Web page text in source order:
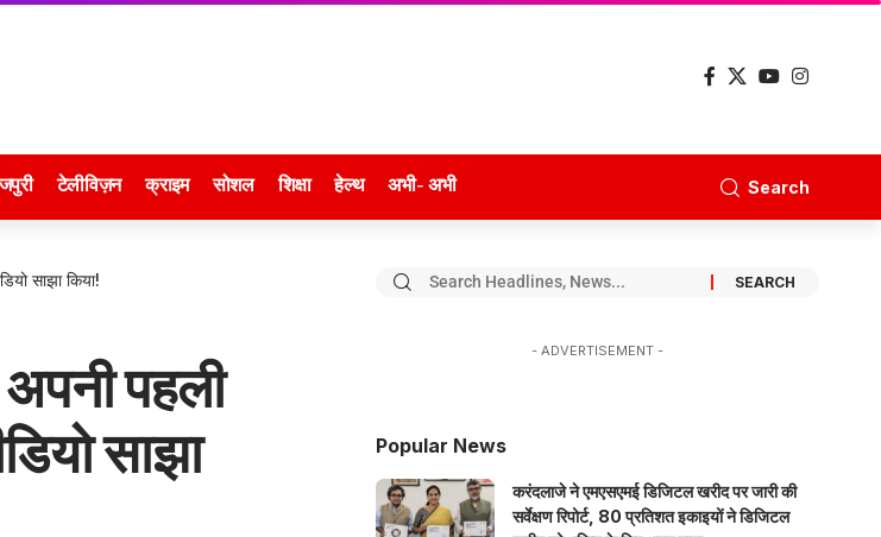
टेलीविज़न क्राइम सोशल शिक्षा हेल्थ अभी- अभी Search
साझा किया!
पहली
साझा
- ADVERTISEMENT -
Popular News
करंदलाजे ने एमएसएमई डिजिटल खरीद पर जारी की
सर्वेक्षण रिपोर्ट, 80 प्रतिशत इकाइयों ने डिजिटल